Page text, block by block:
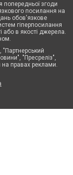
попередньої згоди
посилання на
обов'язкове
гіперпосилання
або в якості джерела.
"Пресреліз",
на правах реклами.